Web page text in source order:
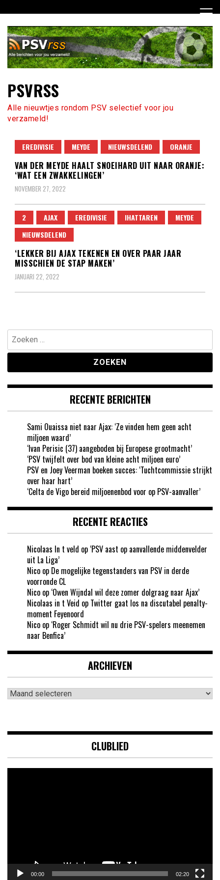
naar
inhoud
PSVRSS
Alle nieuwtjes rondom PSV selectief voor jou
verzameld!
EREDIVISIE MEYDE NIEUWSDELEND ORANJE
VAN DER MEYDE HAALT SNOEIHARD UIT NAAR ORANJE:
‘WAT EEN ZWAKKELINGEN’
NOVEMBER 27, 2022
2 AJAX EREDIVISIE IHATTAREN
MEYDE
NIEUWSDELEND
‘LEKKER BIJ AJAX TEKENEN EN OVER PAAR JAAR
MISSCHIEN DE STAP MAKEN’
JANUARI 22, 2022
Zoeken
naar:
RECENTE BERICHTEN
Sami Ouaissa niet naar Ajax: ‘Ze vinden hem geen acht
miljoen waard’
‘Ivan Perisic (37) aangeboden bij Europese grootmacht’
‘PSV twijfelt over bod van kleine acht miljoen euro’
PSV en Joey Veerman boeken succes: ‘Tuchtcommissie strijkt
over haar hart’
‘Celta de Vigo bereid miljoenenbod voor op PSV-aanvaller’
RECENTE REACTIES
Nicolaas In t veld op ‘PSV aast op aanvallende middenvelder
uit La Liga’
Nico op De mogelijke tegenstanders van PSV in derde
voorronde CL
Nico op ‘Owen Wijndal wil deze zomer dolgraag naar Ajax’
Nicolaas in t Veid op Twitter gaat los na discutabel penalty-
moment Feyenoord
Nico op ‘Roger Schmidt wil nu drie PSV-spelers meenemen
naar Benfica’
ARCHIEVEN
Archieven
CLUBLIED
00:00 02:20